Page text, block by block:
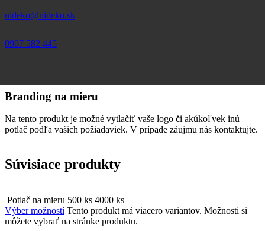
nideko@nideko.sk
0907 582 445
Branding na mieru
Na tento produkt je možné vytlačiť vaše logo či akúkoľvek inú
potlač podľa vašich požiadaviek. V prípade záujmu nás kontaktujte.
Súvisiace produkty
Potlač na mieru 500 ks 4000 ks
Výber možností Tento produkt má viacero variantov. Možnosti si
môžete vybrať na stránke produktu.